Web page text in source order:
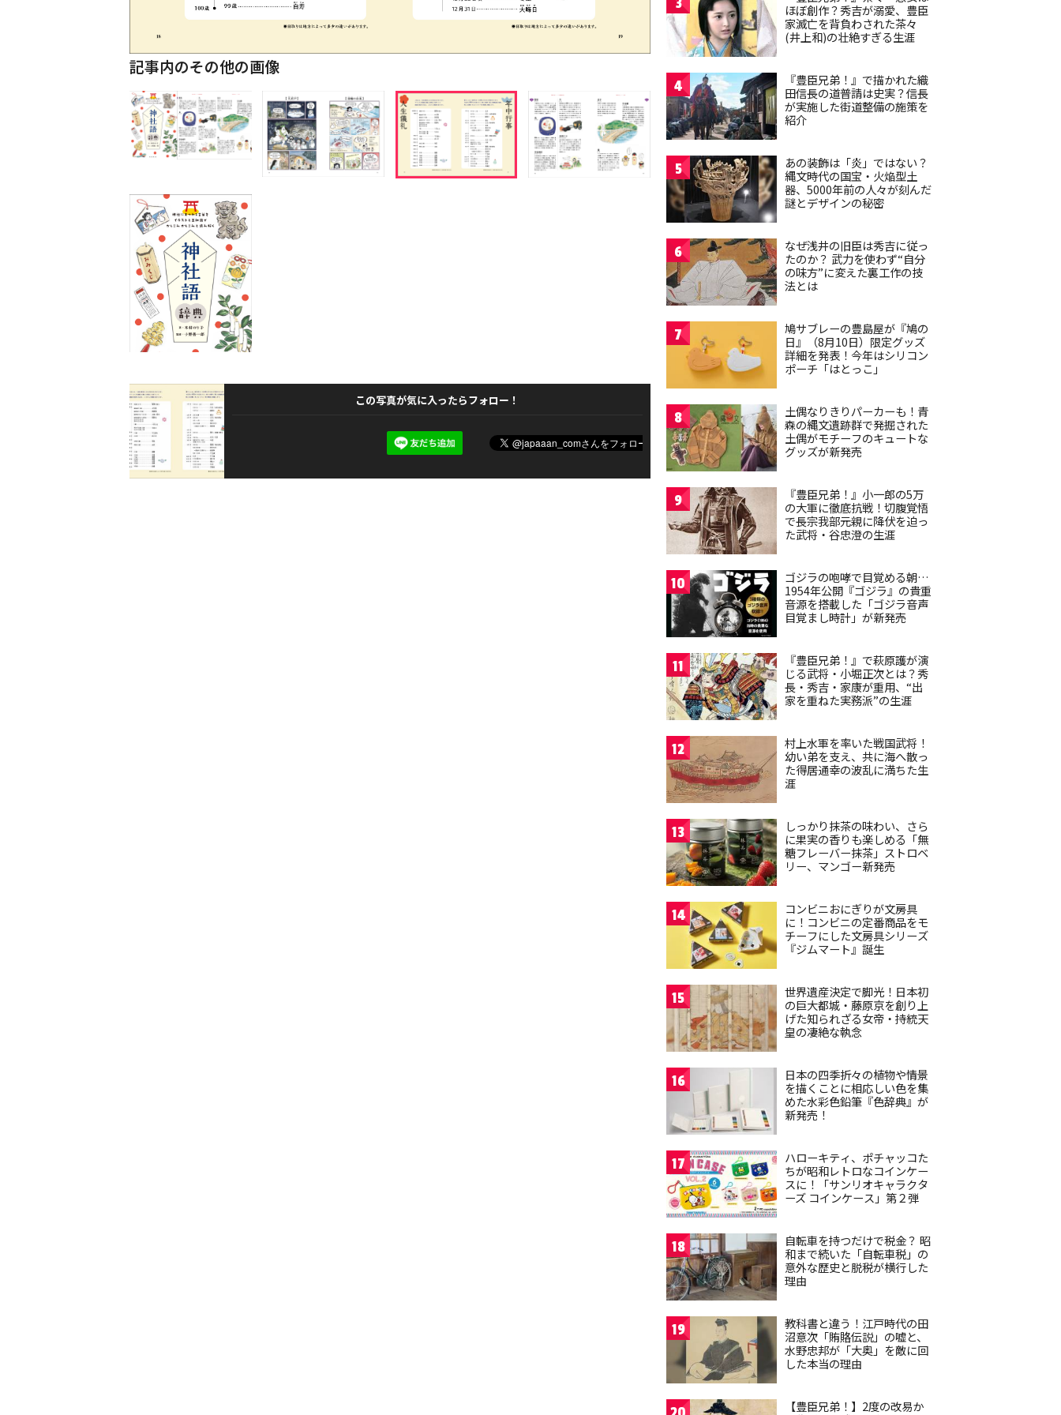
記事内のその他の画像
この写真が気に入ったらフォロー！
ほぼ創作？秀吉が溺愛、豊臣
家滅亡を背負わされた茶々
(井上和)の壮絶すぎる生涯
4
『豊臣兄弟！』で描かれた織
田信長の道普請は史実？信長
が実施した街道整備の施策を
紹介
5
あの装飾は「炎」ではない？
縄文時代の国宝・火焔型土
器、5000年前の人々が刻んだ
謎とデザインの秘密
6
なぜ浅井の旧臣は秀吉に従っ
たのか？ 武力を使わず“自分
の味方”に変えた裏工作の技
法とは
7
鳩サブレーの豊島屋が『鳩の
日』（8月10日）限定グッズ
詳細を発表！今年はシリコン
ポーチ「はとっこ」
8
土偶なりきりパーカーも！青
森の縄文遺跡群で発掘された
土偶がモチーフのキュートな
グッズが新発売
9
『豊臣兄弟！』小一郎の5万
の大軍に徹底抗戦！切腹覚悟
で長宗我部元親に降伏を迫っ
た武将・谷忠澄の生涯
10
ゴジラの咆哮で目覚める朝…
1954年公開『ゴジラ』の貴重
音源を搭載した「ゴジラ音声
目覚まし時計」が新発売
11
『豊臣兄弟！』で萩原護が演
じる武将・小堀正次とは？秀
長・秀吉・家康が重用、“出
家を重ねた実務派”の生涯
12
村上水軍を率いた戦国武将！
幼い弟を支え、共に海へ散っ
た得居通幸の波乱に満ちた生
涯
13
しっかり抹茶の味わい、さら
に果実の香りも楽しめる「無
糖フレーバー抹茶」ストロベ
リー、マンゴー新発売
14
コンビニおにぎりが文房具
に！コンビニの定番商品をモ
チーフにした文房具シリーズ
『ジムマート』誕生
15
世界遺産決定で脚光！日本初
の巨大都城・藤原京を創り上
げた知られざる女帝・持統天
皇の凄絶な執念
16
日本の四季折々の植物や情景
を描くことに相応しい色を集
めた水彩色鉛筆『色辞典』が
新発売！
17
ハローキティ、ポチャッコた
ちが昭和レトロなコインケー
スに！「サンリオキャラクタ
ーズ コインケース」第２弾
18
自転車を持つだけで税金？ 昭
和まで続いた「自転車税」の
意外な歴史と脱税が横行した
理由
19
教科書と違う！江戸時代の田
沼意次「賄賂伝説」の嘘と、
水野忠邦が「大奥」を敵に回
した本当の理由
【豊臣兄弟！】2度の改易か